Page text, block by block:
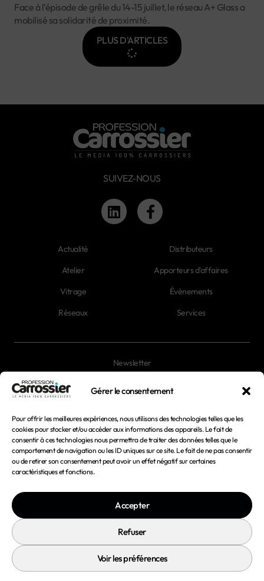
Gérer le consentement
Pour offrir les meilleures expériences, nous utilisons des technologies telles que les
cookies pour stocker et/ou accéder aux informations des appareils. Le fait de
consentir à ces technologies nous permettra de traiter des données telles que le
comportement de navigation ou les ID uniques sur ce site. Le fait de ne pas consentir
ou de retirer son consentement peut avoir un effet négatif sur certaines
caractéristiques et fonctions.
Accepter
Refuser
Voir les préférences
Face à l’épisode de grêle du 14-15 juillet, le réseau A+ Glass a
mobilisé sa solidarité de proximité.
PLUS D'ARTICLES
SUIVEZ-NOUS
Actualité
Atelier
Vitrage
Réseaux
Distributeurs
Apporteurs d'affaires
Évènements
Services
Newsletter
Mentions légales
Conditions générales d'utilisation
Conditions générales de vente
Politique de cookies
© 2026 Profession Carrossier - Tous droits réservés